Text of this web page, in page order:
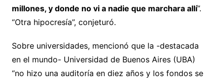
millones, y donde no vi a nadie que marchara allí”.
“Otra hipocresía”, conjeturó.
Sobre universidades, mencionó que la -destacada
en el mundo- Universidad de Buenos Aires (UBA)
“no hizo una auditoría en diez años y los fondos se